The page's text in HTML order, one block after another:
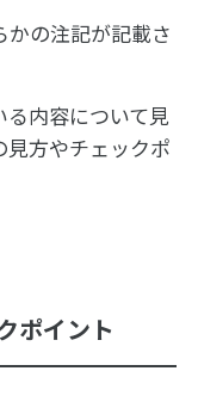
の注記が記載さ
る内容について見
方やチェックポ
ポイント